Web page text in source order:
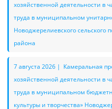
хозяйственной деятельности в
труда в муниципальном
Новоджерелиевского сельского
района
7 августа 2026 | Камеральная
хозяйственной деятельности в
труда в муниципальном
культуры и творчества»